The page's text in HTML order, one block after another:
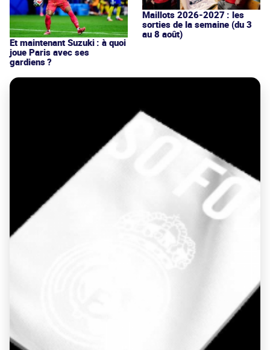
Et maintenant Suzuki : à quoi
joue Paris avec ses
gardiens ?
Maillots 2026-2027 : les
sorties de la semaine (du 3
au 8 août)